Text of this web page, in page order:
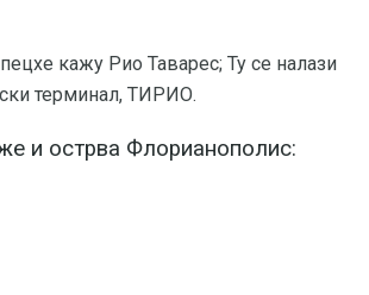
кажу Рио Таварес; Ту се налази
терминал, ТИРИО.
и острва Флорианополис: